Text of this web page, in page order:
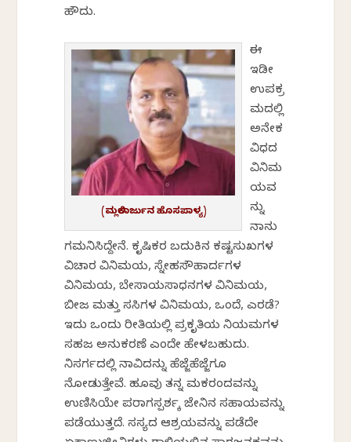
ಹೌದು.
(ಮಲ್ಲಿಕಾರ್ಜುನ ಹೊಸಪಾಳ್ಯ)
ಈ
ಇಡೀ
ಉಪಕ್ರ
ಮದಲ್ಲಿ
ಅನೇಕ
ವಿಧದ
ವಿನಿಮ
ಯವ
ನ್ನು
ನಾನು
ಗಮನಿಸಿದ್ದೇನೆ. ಕೃಷಿಕರ ಬದುಕಿನ ಕಷ್ಟಸುಖಗಳ
ವಿಚಾರ ವಿನಿಮಯ, ಸ್ನೇಹಸೌಹಾರ್ದಗಳ
ವಿನಿಮಯ, ಬೇಸಾಯಸಾಧನಗಳ ವಿನಿಮಯ,
ಬೀಜ ಮತ್ತು ಸಸಿಗಳ ವಿನಿಮಯ, ಒಂದೆ, ಎರಡೆ?
ಇದು ಒಂದು ರೀತಿಯಲ್ಲಿ ಪ್ರಕೃತಿಯ ನಿಯಮಗಳ
ಸಹಜ ಅನುಕರಣೆ ಎಂದೇ ಹೇಳಬಹುದು.
ನಿಸರ್ಗದಲ್ಲಿ ನಾವಿದನ್ನು ಹೆಜ್ಜೆಹೆಜ್ಜೆಗೂ
ನೋಡುತ್ತೇವೆ. ಹೂವು ತನ್ನ ಮಕರಂದವನ್ನು
ಉಣಿಸಿಯೇ ಪರಾಗಸ್ಪರ್ಶಕ್ಕೆ ಜೇನಿನ ಸಹಾಯವನ್ನು
ಪಡೆಯುತ್ತದೆ. ಸಸ್ಯದ ಆಶ್ರಯವನ್ನು ಪಡೆದೇ